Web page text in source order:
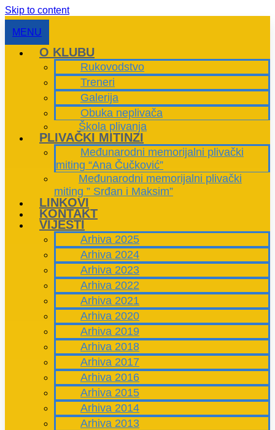
Skip to content
MENU
O KLUBU
Rukovodstvo
Treneri
Galerija
Obuka neplivača
Škola plivanja
PLIVAČKI MITINZI
Međunarodni memorijalni plivački
miting “Ana Čučković”
Međunarodni memorijalni plivački
miting ” Srđan i Maksim”
LINKOVI
KONTAKT
VIJESTI
Arhiva 2025
Arhiva 2024
Arhiva 2023
Arhiva 2022
Arhiva 2021
Arhiva 2020
Arhiva 2019
Arhiva 2018
Arhiva 2017
Arhiva 2016
Arhiva 2015
Arhiva 2014
Arhiva 2013